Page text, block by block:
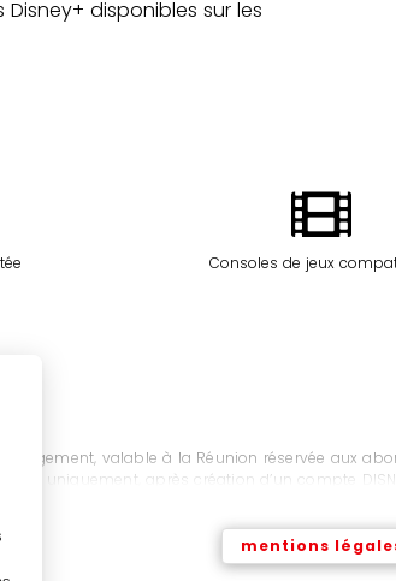
disponibles sur les
Consoles de jeux
valable à la Réunion réservée aux
uniquement, après création d’un compte
mentions